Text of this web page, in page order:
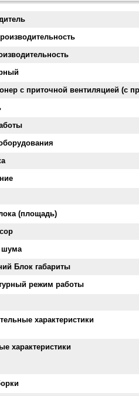
с приточной вентиляцией (с
(площадь)
шума
Блок габариты
режим работы
характеристики
характеристики